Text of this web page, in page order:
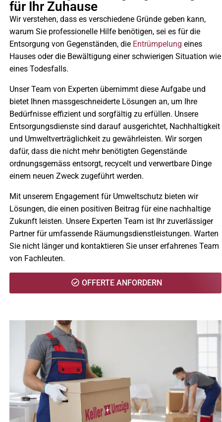
für Ihr Zuhause
Wir verstehen, dass es verschiedene Gründe geben kann,
warum Sie professionelle Hilfe benötigen, sei es für die
Entsorgung von Gegenständen, die Entrümpelung eines
Hauses oder die Bewältigung einer schwierigen Situation wie
eines Todesfalls.
Unser Team von Experten übernimmt diese Aufgabe und
bietet Ihnen massgeschneiderte Lösungen an, um Ihre
Bedürfnisse effizient und sorgfältig zu erfüllen. Unsere
Entsorgungsdienste sind darauf ausgerichtet, Nachhaltigkeit
und Umweltverträglichkeit zu gewährleisten. Wir sorgen
dafür, dass die nicht mehr benötigten Gegenstände
ordnungsgemäss entsorgt, recycelt und verwertbare Dinge
einem neuen Zweck zugeführt werden.
Mit unserem Engagement für Umweltschutz bieten wir
Lösungen, die einen positiven Beitrag für eine nachhaltige
Zukunft leisten. Unsere Experten Team ist Ihr zuverlässiger
Partner für umfassende Räumungsdienstleistungen. Warten
Sie nicht länger und kontaktieren Sie unser erfahrenes Team
von Fachleuten.
OFFERTE ANFORDERN